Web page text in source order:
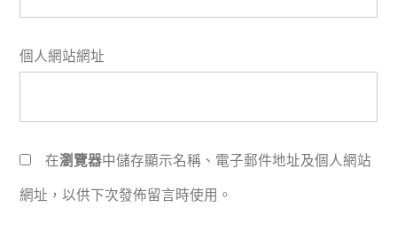
個人網站網址
在瀏覽器中儲存顯示名稱、電子郵件地址及個人網站
網址，以供下次發佈留言時使用。